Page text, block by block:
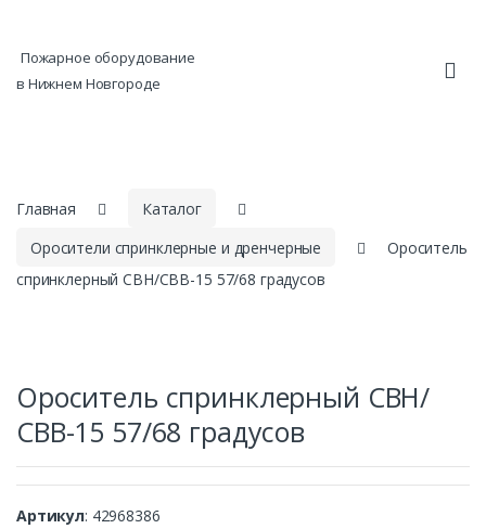
Пожарное оборудование
в Нижнем Новгороде
Главная
Каталог
Оросители спринклерные и дренчерные
Ороситель
спринклерный СВН/СВВ-15 57/68 градусов
Ороситель спринклерный СВН/
СВВ-15 57/68 градусов
Артикул: 42968386